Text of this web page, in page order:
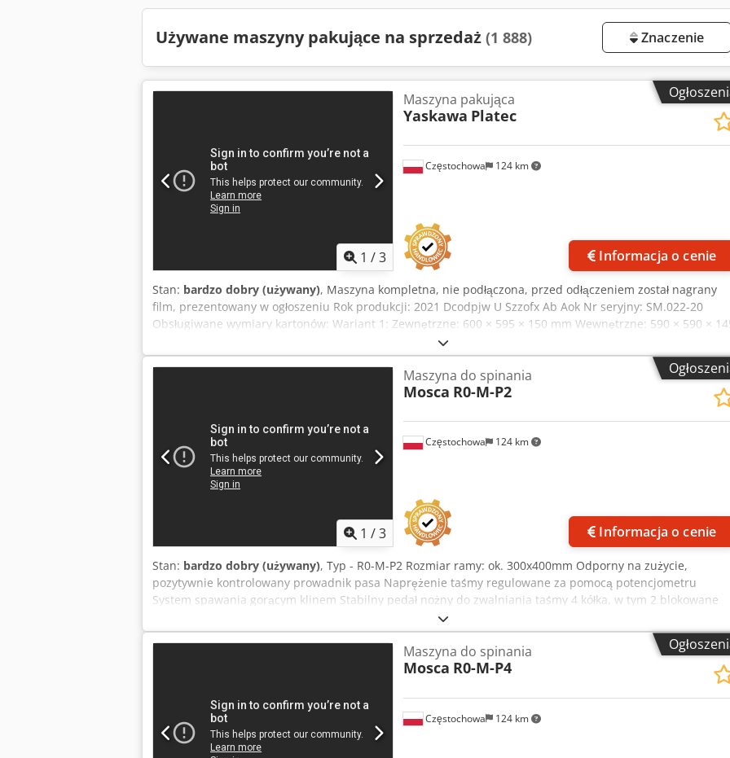
Używane maszyny pakujące na sprzedaż (1 888) Znaczenie
1 /3
Częstochowa 124 km
Maszyna pakująca
Yaskawa Platec
Informacja o cenie
Stan: bardzo dobry (używany), Maszyna kompletna, nie podłączona, przed odłączeniem został nagrany
film, prezentowany w ogłoszeniu Rok produkcji: 2021 Dcodpjw U Szzofx Ab Aok Nr seryjny: SM.022-20
Obsługiwane wymiary kartonów: Wariant 1: Zewnętrzne: 600 × 595 × 150 mm Wewnętrzne: 590 × 590 ×
mm Wariant 2: Zewnętrzne: 600 × 595 × 133 mm Wewnętrzne: 590 × 590 × 128 mm
1 /3
Częstochowa 124 km
Maszyna do spinania
Mosca R0-M-P2
Informacja o cenie
Stan: bardzo dobry (używany), Typ - R0-M-P2 Rozmiar ramy: ok. 300x400mm Odporny na zużycie,
pozytywnie kontrolowany prowadnik pasa Naprężenie taśmy regulowane za pomocą potencjometru
System spawania gorącym klinem Stabilny pedał nożny do zwalniania taśmy 4 kółka, w tym 2 blokowane
Taśmy: taśmy PP odpowiednie do maszyn automatycznych Napięcie sieciowe: 230 V, 50/60 Hz Moc - 240 V
O,5 ​​kW / 50 Hz 2,4 A Rok: 2001/1998/1999 Dcsdpfx Ajv Sq R Ejb Aek Ilość: 3 sztuki Cena za sztukę
Częstochowa 124 km
Maszyna do spinania
Mosca R0-M-P4